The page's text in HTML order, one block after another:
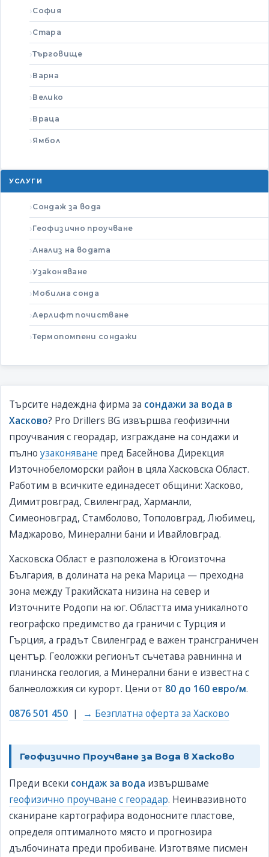
Търсите надеждна фирма за сондажи за вода в
Хасково? Pro Drillers BG извършва геофизични
проучвания с георадар, изграждане на сондажи и
пълно узаконяване пред Басейнова Дирекция
Източнобеломорски район в цяла Хасковска Област.
Работим в всичките единадесет общини: Хасково,
Димитровград, Свиленград, Харманли,
Симеоновград, Стамболово, Тополовград, Любимец,
Маджарово, Минерални бани и Ивайловград.
Хасковска Област е разположена в Югоизточна
България, в долината на река Марица — преходна
зона между Тракийската низина на север и
Източните Родопи на юг. Областта има уникалното
географско предимство да граничи с Турция и
Гърция, а градът Свиленград е важен трансграничен
център. Геоложки регионът съчетава равнинна и
планинска геология, а Минерални бани е известна с
балнеоложкия си курорт. Цени от 80 до 160 евро/м.
0876 501 450 | → Безплатна оферта за Хасково
Геофизично Проучване за Вода в Хасково
Преди всеки сондаж за вода извършваме
геофизично проучване с георадар. Неинвазивното
сканиране картографира водоносните пластове,
определя оптималното място и прогнозира
дълбочината преди пробиване. Изготвяме писмен
София
Стара
Търговище
Варна
Велико
Враца
Ямбол
УСЛУГИ
Сондаж за вода
Геофизично проучване
Анализ на водата
Узаконяване
Мобилна сонда
Аерлифт почистване
Термопомпени сондажи